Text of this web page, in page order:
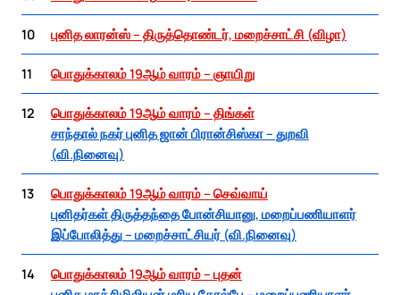
10 புனித லாரன்ஸ் – திருத்தொண்டர், மறைச்சாட்சி (விழா)
11 பொதுக்காலம் 19ஆம் வாரம் – ஞாயிறு
12
பொதுக்காலம் 19ஆம் வாரம் – திங்கள்
சாந்தால் நகர் புனித ஜான் பிரான்சிஸ்கா – துறவி
(வி.நினைவு)
13
பொதுக்காலம் 19ஆம் வாரம் – செவ்வாய்
புனிதர்கள் திருத்தந்தை போன்சியானு, மறைப்பணியாளர்
இப்போலித்து – மறைச்சாட்சியர் (வி.நினைவு)
14
பொதுக்காலம் 19ஆம் வாரம் – புதன்